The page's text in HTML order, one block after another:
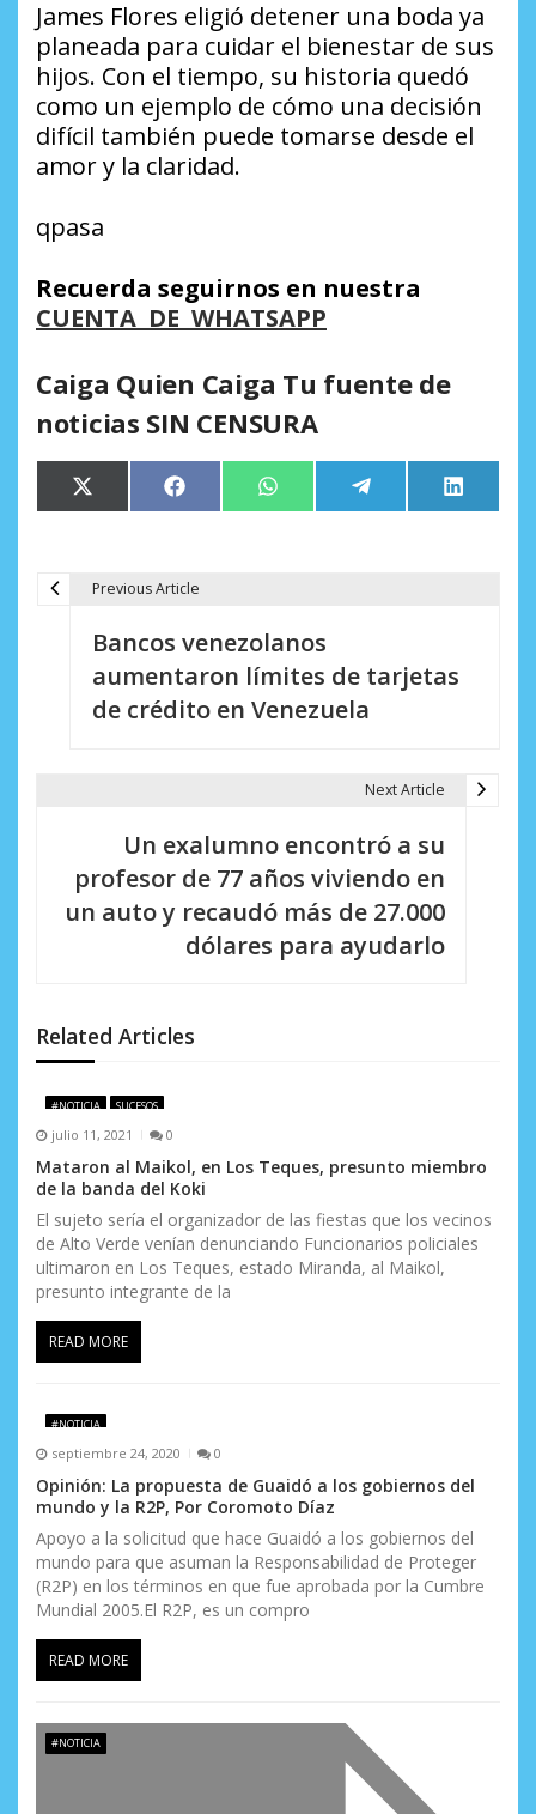
James Flores eligió detener una boda ya
planeada para cuidar el bienestar de sus
hijos. Con el tiempo, su historia quedó
como un ejemplo de cómo una decisión
difícil también puede tomarse desde el
amor y la claridad.
qpasa
Recuerda seguirnos en nuestra
CUENTA DE WHATSAPP
Caiga Quien Caiga Tu fuente de
noticias SIN CENSURA
Compartir
en
X
(Twitter)
Compartir
en
Facebook Compartir
en
WhatsApp Compartir
en
Telegram
en
LinkedIn
d
e
n
t
r
a
d
s
Previous Article
Bancos venezolanos
aumentaron límites de tarjetas
de crédito en Venezuela
Next Article
Un exalumno encontró a su
profesor de 77 años viviendo en
un auto y recaudó más de 27.000
dólares para ayudarlo
Related Articles
#NOTICIA SUCESOS
julio 11, 2021 0
Mataron al Maikol, en Los Teques, presunto miembro
de la banda del Koki
El sujeto sería el organizador de las fiestas que los vecinos
de Alto Verde venían denunciando Funcionarios policiales
ultimaron en Los Teques, estado Miranda, al Maikol,
presunto integrante de la
READ MORE
#NOTICIA
septiembre 24, 2020 0
Opinión: La propuesta de Guaidó a los gobiernos del
mundo y la R2P, Por Coromoto Díaz
Apoyo a la solicitud que hace Guaidó a los gobiernos del
mundo para que asuman la Responsabilidad de Proteger
(R2P) en los términos en que fue aprobada por la Cumbre
Mundial 2005.El R2P, es un compro
READ MORE
#NOTICIA